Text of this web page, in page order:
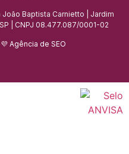
Baptista Carnietto | Jardim
| CNPJ 08.477.087/0001-02
Agência de SEO